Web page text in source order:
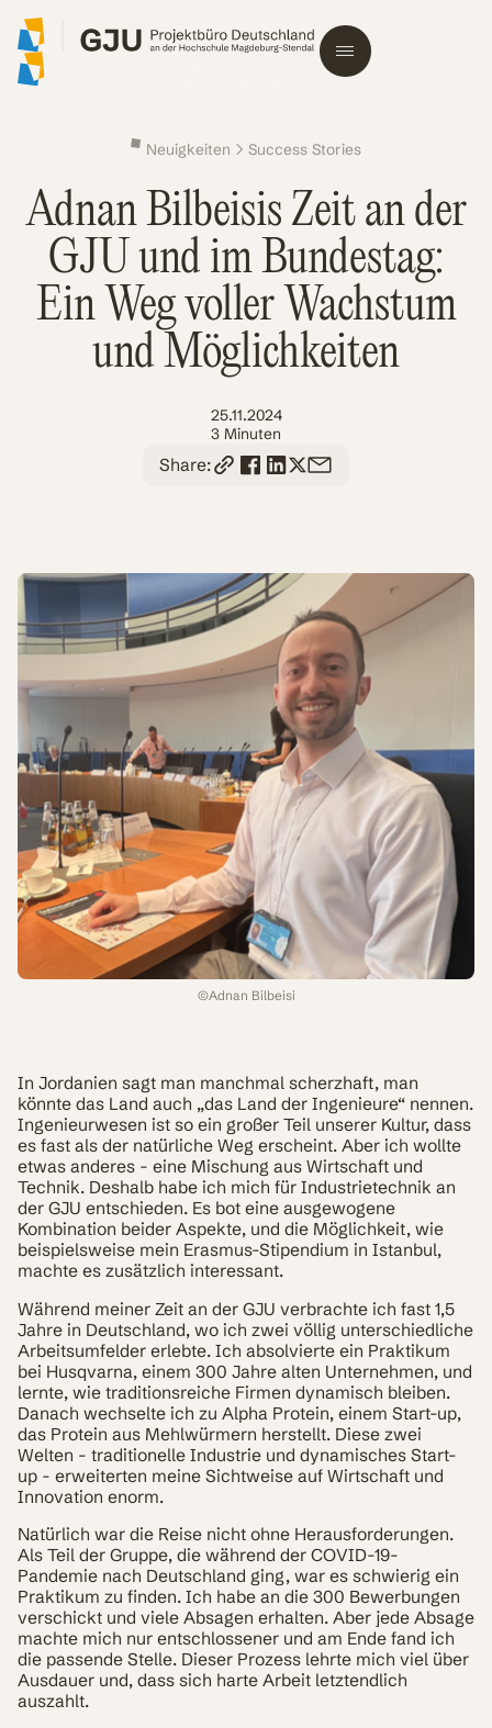
Neuigkeiten Success Stories
Adnan Bilbeisis Zeit an der
GJU und im Bundestag:
Ein Weg voller Wachstum
und Möglichkeiten
25.11.2024
3 Minuten
Share:
©Adnan Bilbeisi
In Jordanien sagt man manchmal scherzhaft, man
könnte das Land auch „das Land der Ingenieure“ nennen.
Ingenieurwesen ist so ein großer Teil unserer Kultur, dass
es fast als der natürliche Weg erscheint. Aber ich wollte
etwas anderes - eine Mischung aus Wirtschaft und
Technik. Deshalb habe ich mich für Industrietechnik an
der GJU entschieden. Es bot eine ausgewogene
Kombination beider Aspekte, und die Möglichkeit, wie
beispielsweise mein Erasmus-Stipendium in Istanbul,
machte es zusätzlich interessant.
Während meiner Zeit an der GJU verbrachte ich fast 1,5
Jahre in Deutschland, wo ich zwei völlig unterschiedliche
Arbeitsumfelder erlebte. Ich absolvierte ein Praktikum
bei Husqvarna, einem 300 Jahre alten Unternehmen, und
lernte, wie traditionsreiche Firmen dynamisch bleiben.
Danach wechselte ich zu Alpha Protein, einem Start-up,
das Protein aus Mehlwürmern herstellt. Diese zwei
Welten - traditionelle Industrie und dynamisches Start-
up - erweiterten meine Sichtweise auf Wirtschaft und
Innovation enorm.
Natürlich war die Reise nicht ohne Herausforderungen.
Als Teil der Gruppe, die während der COVID-19-
Pandemie nach Deutschland ging, war es schwierig ein
Praktikum zu finden. Ich habe an die 300 Bewerbungen
verschickt und viele Absagen erhalten. Aber jede Absage
machte mich nur entschlossener und am Ende fand ich
die passende Stelle. Dieser Prozess lehrte mich viel über
Ausdauer und, dass sich harte Arbeit letztendlich
auszahlt.